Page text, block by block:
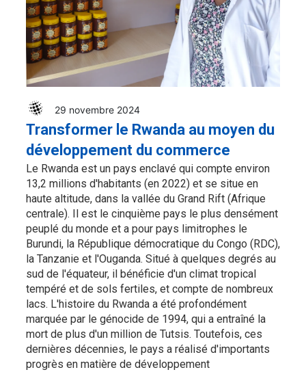
29 novembre 2024
Transformer le Rwanda au moyen du
développement du commerce
Le Rwanda est un pays enclavé qui compte environ
13,2 millions d'habitants (en 2022) et se situe en
haute altitude, dans la vallée du Grand Rift (Afrique
centrale). Il est le cinquième pays le plus densément
peuplé du monde et a pour pays limitrophes le
Burundi, la République démocratique du Congo (RDC),
la Tanzanie et l'Ouganda. Situé à quelques degrés au
sud de l'équateur, il bénéficie d'un climat tropical
tempéré et de sols fertiles, et compte de nombreux
lacs. L'histoire du Rwanda a été profondément
marquée par le génocide de 1994, qui a entraîné la
mort de plus d'un million de Tutsis. Toutefois, ces
dernières décennies, le pays a réalisé d'importants
progrès en matière de développement